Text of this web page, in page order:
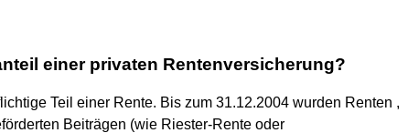
einer privaten Rentenversicherung?
Teil einer Rente. Bis zum 31.12.2004 wurden Renten ,
Beiträgen (wie Riester-Rente oder